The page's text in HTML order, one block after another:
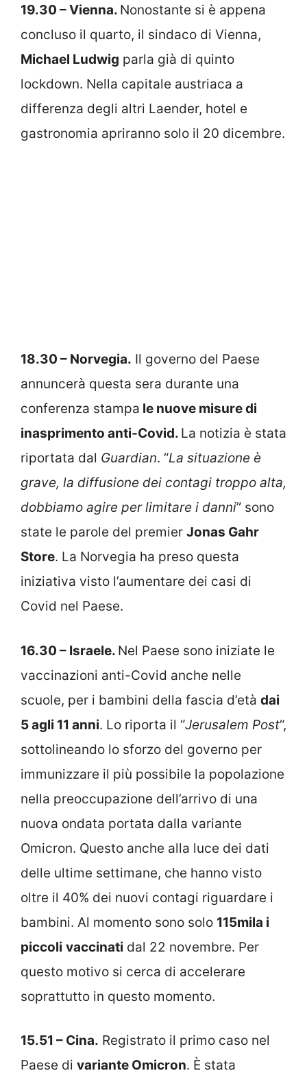
19.30 – Vienna. Nonostante si è appena
concluso il quarto, il sindaco di Vienna,
Michael Ludwig parla già di quinto
lockdown. Nella capitale austriaca a
differenza degli altri Laender, hotel e
gastronomia apriranno solo il 20 dicembre.
18.30 – Norvegia. Il governo del Paese
annuncerà questa sera durante una
conferenza stampa le nuove misure di
inasprimento anti-Covid. La notizia è stata
riportata dal Guardian. “La situazione è
grave, la diffusione dei contagi troppo alta,
dobbiamo agire per limitare i danni” sono
state le parole del premier Jonas Gahr
Store. La Norvegia ha preso questa
iniziativa visto l’aumentare dei casi di
Covid nel Paese.
16.30 – Israele. Nel Paese sono iniziate le
vaccinazioni anti-Covid anche nelle
scuole, per i bambini della fascia d’età dai
5 agli 11 anni. Lo riporta il “Jerusalem Post“,
sottolineando lo sforzo del governo per
immunizzare il più possibile la popolazione
nella preoccupazione dell’arrivo di una
nuova ondata portata dalla variante
Omicron. Questo anche alla luce dei dati
delle ultime settimane, che hanno visto
oltre il 40% dei nuovi contagi riguardare i
bambini. Al momento sono solo 115mila i
piccoli vaccinati dal 22 novembre. Per
questo motivo si cerca di accelerare
soprattutto in questo momento.
15.51 – Cina. Registrato il primo caso nel
Paese di variante Omicron. È stata